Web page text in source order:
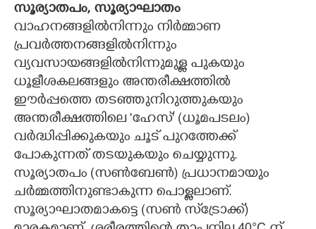
സൂര്യാതപം, സൂര്യാഘാതം
വാഹനങ്ങളിൽനിന്നും നിർമ്മാണ
പ്രവർത്തനങ്ങളിൽനിന്നും
വ്യവസായങ്ങളിൽനിന്നുമുള്ള പുകയും
ധൂളീശകലങ്ങളും അന്തരീക്ഷത്തിൽ
ഈർപ്പത്തെ തടഞ്ഞുനിറുത്തുകയും
അന്തരീക്ഷത്തിലെ 'ഹേസ്' (ധൂമപടലം)
വർദ്ധിപ്പിക്കുകയും ചൂട് പുറത്തേക്ക്
പോകുന്നത് തടയുകയും ചെയ്യുന്നു.
സൂര്യാതപം (സൺബേൺ) പ്രധാനമായും
ചർമ്മത്തിനുണ്ടാകുന്ന പൊള്ളലാണ്.
സൂര്യാഘാതമാകട്ടെ (സൺ സ്‌ട്രോക്ക്)